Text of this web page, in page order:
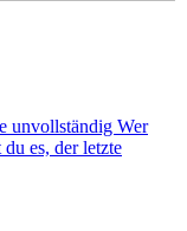
unvollständig Wer
es, der letzte